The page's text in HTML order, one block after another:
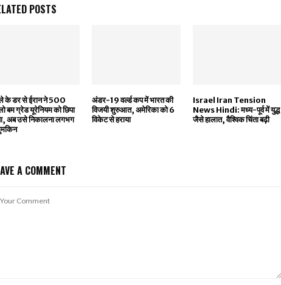
POSTS
के डर से ईरान ने 500
बम ग्रेड यूरेनियम को छिपा
अब उसे निकालना लगभग
अंडर-19 वर्ल्ड कप में भारत की
विजयी शुरुआत, अमेरिका को 6
विकेट से हराया
Israel Iran Tension
News Hindi: मध्य-पूर्व में युद्ध
जैसे हालात, वैश्विक चिंता बढ़ी
A COMMENT